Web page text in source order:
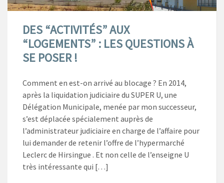
DES “ACTIVITÉS” AUX
“LOGEMENTS” : LES QUESTIONS À
SE POSER !
Comment en est-on arrivé au blocage ? En 2014,
après la liquidation judiciaire du SUPER U, une
Délégation Municipale, menée par mon successeur,
s’est déplacée spécialement auprès de
l’administrateur judiciaire en charge de l’affaire pour
lui demander de retenir l’offre de l’hypermarché
Leclerc de Hirsingue . Et non celle de l’enseigne U
très intéressante qui […]